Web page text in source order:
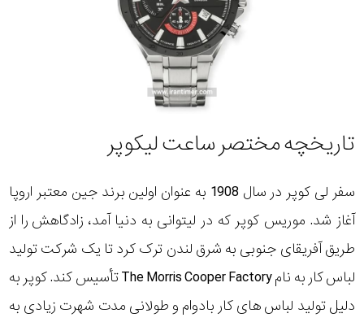
تاریخچه مختصر ساعت لیکوپر
سفر لی کوپر در سال 1908 به عنوان اولین برند جین معتبر اروپا
آغاز شد. موریس کوپر که در لیتوانی به دنیا آمد، زادگاهش را از
طریق آفریقای جنوبی به شرق لندن ترک کرد تا یک شرکت تولید
لباس کار به نام The Morris Cooper Factory تأسیس کند. کوپر به
دلیل تولید لباس های کار بادوام و طولانی مدت شهرت زیادی به